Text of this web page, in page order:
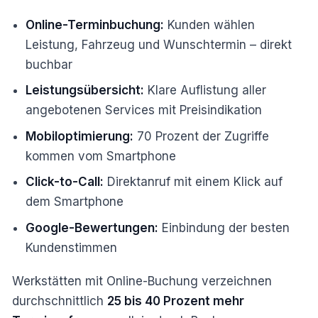
Online-Terminbuchung: Kunden wählen
Leistung, Fahrzeug und Wunschtermin – direkt
buchbar
Leistungsübersicht: Klare Auflistung aller
angebotenen Services mit Preisindikation
Mobiloptimierung: 70 Prozent der Zugriffe
kommen vom Smartphone
Click-to-Call: Direktanruf mit einem Klick auf
dem Smartphone
Google-Bewertungen: Einbindung der besten
Kundenstimmen
Werkstätten mit Online-Buchung verzeichnen
durchschnittlich 25 bis 40 Prozent mehr